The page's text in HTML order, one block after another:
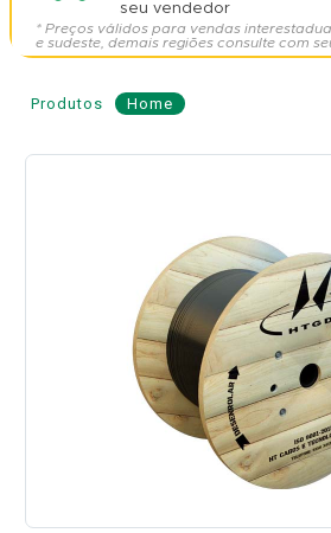
seu vendedor
* Preços válidos para vendas
e sudeste, demais regiões consulte com
Home
Produtos
Cabo
CFOA-